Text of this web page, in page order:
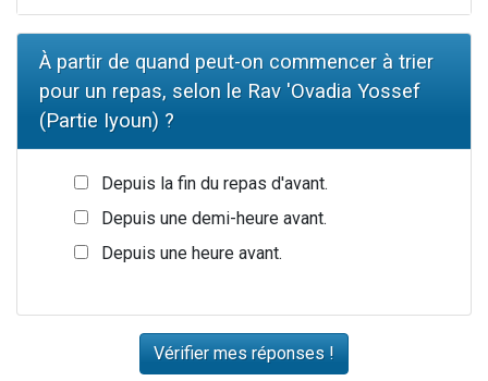
À partir de quand peut-on commencer à trier
pour un repas, selon le Rav 'Ovadia Yossef
(Partie Iyoun) ?
Depuis la fin du repas d'avant.
Depuis une demi-heure avant.
Depuis une heure avant.